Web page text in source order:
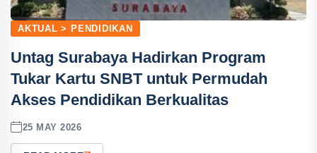
AKTUAL > PENDIDIKAN
Untag Surabaya Hadirkan Program
Tukar Kartu SNBT untuk Permudah
Akses Pendidikan Berkualitas
25 MAY 2026